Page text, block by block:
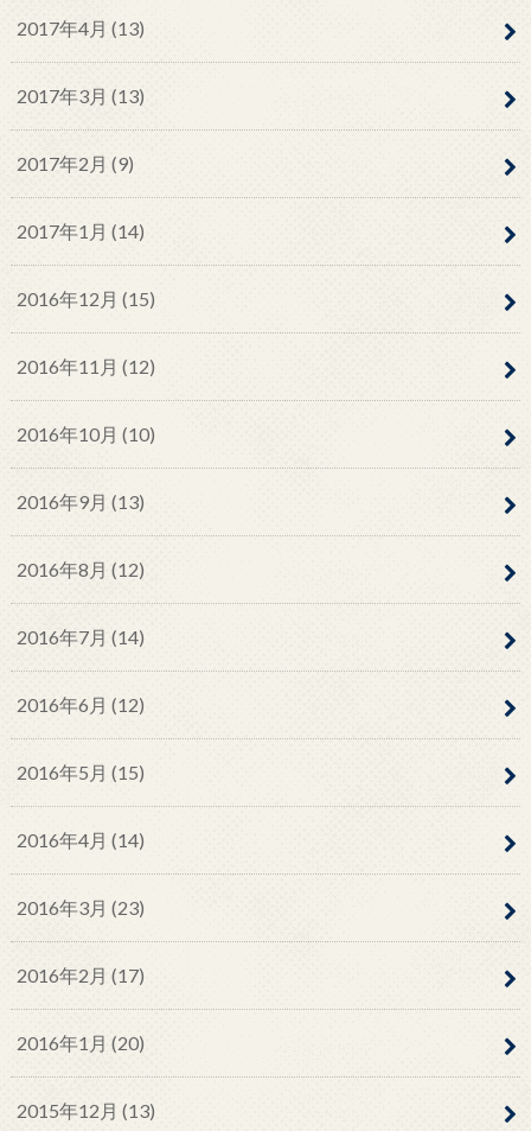
2017年4月 (13)
2017年3月 (13)
2017年2月 (9)
2017年1月 (14)
2016年12月 (15)
2016年11月 (12)
2016年10月 (10)
2016年9月 (13)
2016年8月 (12)
2016年7月 (14)
2016年6月 (12)
2016年5月 (15)
2016年4月 (14)
2016年3月 (23)
2016年2月 (17)
2016年1月 (20)
2015年12月 (13)